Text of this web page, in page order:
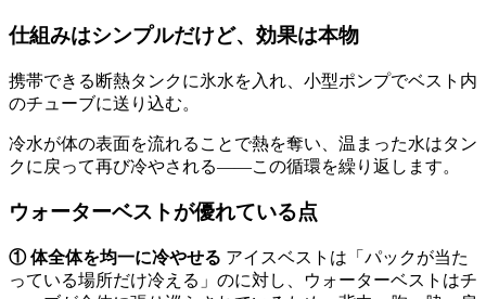
仕組みはシンプルだけど、効果は本物
携帯できる断熱タンクに氷水を入れ、小型ポンプでベスト内
のチューブに送り込む。
冷水が体の表面を流れることで熱を奪い、温まった水はタン
クに戻って再び冷やされる——この循環を繰り返します。
ウォーターベストが優れている点
① 体全体を均一に冷やせる アイスベストは「パックが当た
っている場所だけ冷える」のに対し、ウォーターベストはチ